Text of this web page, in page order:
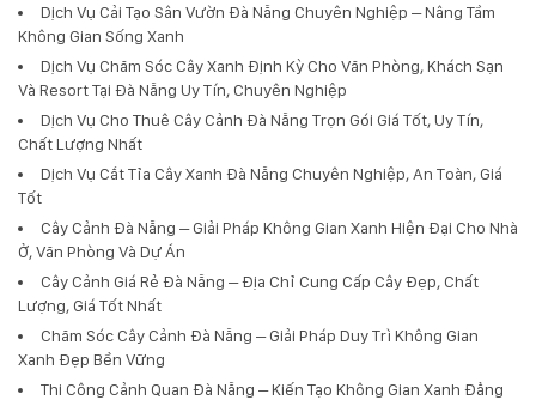
Dịch Vụ Cải Tạo Sân Vườn Đà Nẵng Chuyên Nghiệp – Nâng Tầm
Không Gian Sống Xanh
Dịch Vụ Chăm Sóc Cây Xanh Định Kỳ Cho Văn Phòng, Khách Sạn
Và Resort Tại Đà Nẵng Uy Tín, Chuyên Nghiệp
Dịch Vụ Cho Thuê Cây Cảnh Đà Nẵng Trọn Gói Giá Tốt, Uy Tín,
Chất Lượng Nhất
Dịch Vụ Cắt Tỉa Cây Xanh Đà Nẵng Chuyên Nghiệp, An Toàn, Giá
Tốt
Cây Cảnh Đà Nẵng – Giải Pháp Không Gian Xanh Hiện Đại Cho Nhà
Ở, Văn Phòng Và Dự Án
Cây Cảnh Giá Rẻ Đà Nẵng – Địa Chỉ Cung Cấp Cây Đẹp, Chất
Lượng, Giá Tốt Nhất
Chăm Sóc Cây Cảnh Đà Nẵng – Giải Pháp Duy Trì Không Gian
Xanh Đẹp Bền Vững
Thi Công Cảnh Quan Đà Nẵng – Kiến Tạo Không Gian Xanh Đẳng